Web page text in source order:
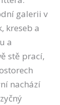
galerii v
kreseb a
a
stě prací,
nachází